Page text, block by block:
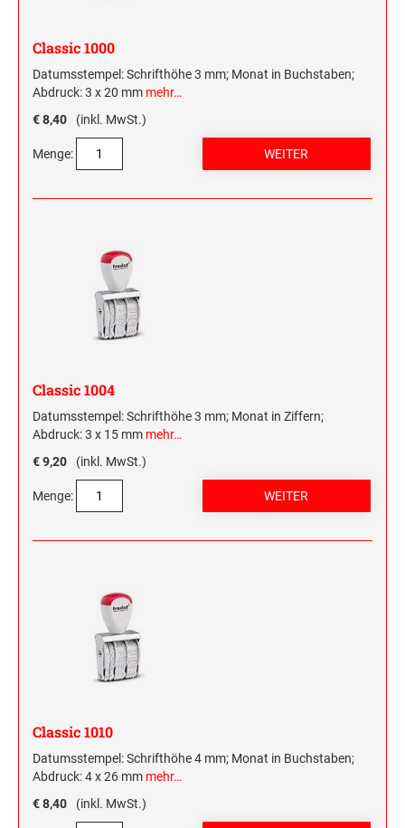
SONSTIGE CLASSIC LINE HANDSTEMPEL
CLASSIC LINE DATUMSTEMPEL +
WORTBANDDREHSTEMPEL
NUMEROTEUR
Classic 1000
Datumsstempel: Schrifthöhe 3 mm; Monat in Buchstaben;
Abdruck: 3 x 20 mm mehr…
€ 8,40
(inkl. MwSt.)
Menge:
Classic 1004
Datumsstempel: Schrifthöhe 3 mm; Monat in Ziffern;
Abdruck: 3 x 15 mm mehr…
€ 9,20
(inkl. MwSt.)
Menge:
Classic 1010
Datumsstempel: Schrifthöhe 4 mm; Monat in Buchstaben;
Abdruck: 4 x 26 mm mehr…
€ 8,40
(inkl. MwSt.)